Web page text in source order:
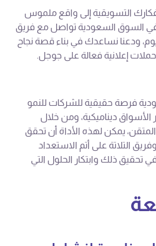
التسويقية إلى واقع ملموس
في السوق السعودية تواصل مع فريق
ودعنا نساعدك في بناء قصة نجاح
إعلانية فعالة على جوجل.
فرصة حقيقية للشركات للنمو
ديناميكية، ومن خلال
يمكن لهذه الأداة أن تحقق
التلاتة على أتم الاستعداد
تحقيق ذلك وابتكار الحلول التي